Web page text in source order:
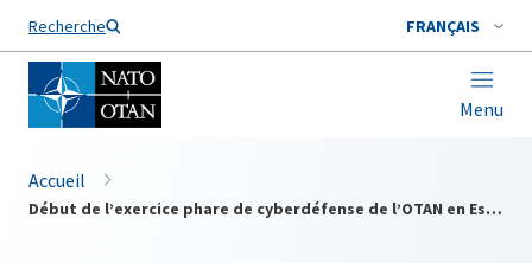
Recherche FRANÇAIS
Menu
Nom de famille*
Accueil
Début de l’exercice phare de cyberdéfense de l’OTAN en Estonie